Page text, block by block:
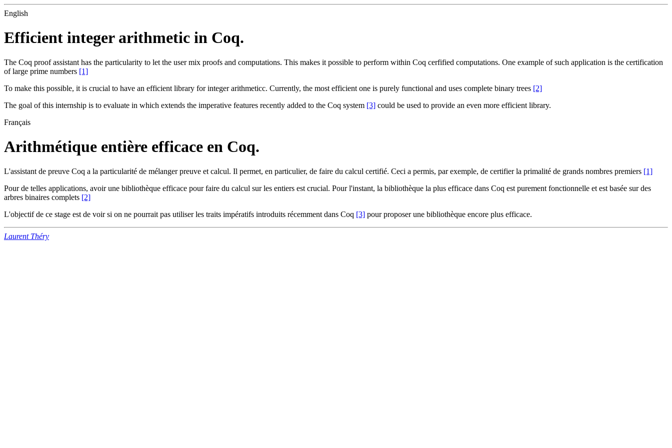
English
Efficient integer arithmetic in Coq.
The Coq proof assistant has the particularity to let the user mix proofs and computations. This makes it possible to perform within Coq cerfified computations. One example of such application is the certification
of large prime numbers [1]
To make this possible, it is crucial to have an efficient library for integer arithmeticc. Currently, the most efficient one is purely functional and uses complete binary trees [2]
The goal of this internship is to evaluate in which extends the imperative features recently added to the Coq system [3] could be used to provide an even more efficient library.
Français
Arithmétique entière efficace en Coq.
L'assistant de preuve Coq a la particularité de mélanger preuve et calcul. Il permet, en particulier, de faire du calcul certifié. Ceci a permis, par exemple, de certifier la primalité de grands nombres premiers [1]
Pour de telles applications, avoir une bibliothèque efficace pour faire du calcul sur les entiers est crucial. Pour l'instant, la bibliothèque la plus efficace dans Coq est purement fonctionnelle et est basée sur des
arbres binaires complets [2]
L'objectif de ce stage est de voir si on ne pourrait pas utiliser les traits impératifs introduits récemment dans Coq [3] pour proposer une bibliothèque encore plus efficace.
Laurent Théry